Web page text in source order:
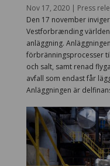
Nov 17, 2020| Press
Den 17 november
Vestforbrænding
anläggning.
förbränningsprocesser
och salt, samt renad
avfall som endast får
Anläggningen är